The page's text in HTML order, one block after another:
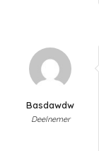
Basdawdw
Deelnemer